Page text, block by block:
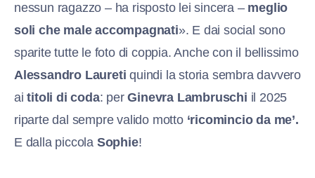
nessun ragazzo – ha risposto lei sincera – meglio
soli che male accompagnati». E dai social sono
sparite tutte le foto di coppia. Anche con il bellissimo
Alessandro Laureti quindi la storia sembra davvero
aititoli di coda: perGinevra Lambruschi il 2025
riparte dal sempre valido motto ‘ricomincio da me’.
E dalla piccola Sophie!